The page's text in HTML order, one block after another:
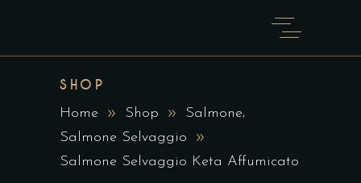
SHOP
Home Shop Salmone,
Salmone Selvaggio
Salmone Selvaggio Keta Affumicato